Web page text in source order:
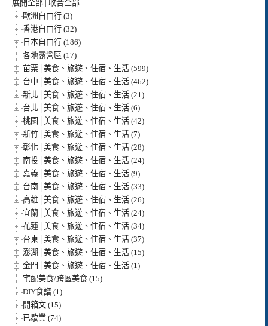
展開全部
收合全部
歐洲自由行 (3)
香港自由行 (32)
日本自由行 (186)
各地露營區 (17)
苗栗│美食、旅遊、住宿、生活 (599)
台中│美食、旅遊、住宿、生活 (462)
新北│美食、旅遊、住宿、生活 (21)
台北│美食、旅遊、住宿、生活 (6)
桃園│美食、旅遊、住宿、生活 (42)
新竹│美食、旅遊、住宿、生活 (7)
彰化│美食、旅遊、住宿、生活 (28)
南投│美食、旅遊、住宿、生活 (24)
嘉義│美食、旅遊、住宿、生活 (9)
台南│美食、旅遊、住宿、生活 (33)
高雄│美食、旅遊、住宿、生活 (26)
宜蘭│美食、旅遊、住宿、生活 (24)
花蓮│美食、旅遊、住宿、生活 (34)
台東│美食、旅遊、住宿、生活 (37)
澎湖│美食、旅遊、住宿、生活 (15)
金門│美食、旅遊、住宿、生活 (1)
宅配美食/跨區美食 (15)
DIY食譜 (1)
開箱文 (15)
已歇業 (74)